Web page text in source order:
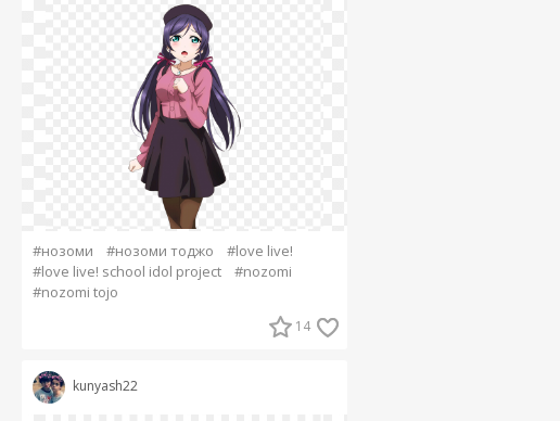
#нозоми #нозоми тоджо
#love live!
#love live! school idol project
#nozomi
#nozomi tojo
14
kunyash22